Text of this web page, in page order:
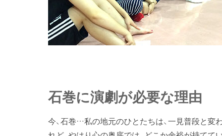
石巻に演劇が必要な理由
今、石巻…私の地元のひとたちは、一見普段と